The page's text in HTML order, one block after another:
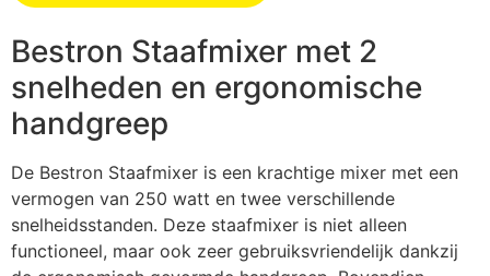
Bestron Staafmixer met 2
snelheden en ergonomische
handgreep
De Bestron Staafmixer is een krachtige mixer met een
vermogen van 250 watt en twee verschillende
snelheidsstanden. Deze staafmixer is niet alleen
functioneel, maar ook zeer gebruiksvriendelijk dankzij